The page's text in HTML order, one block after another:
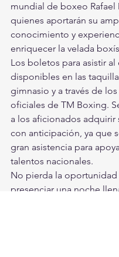
mundial de boxeo Rafael
quienes aportarán su
conocimiento y
enriquecer la velada
Los boletos para asistir al
disponibles en las
gimnasio y a través de los
oficiales de TM Boxing.
a los aficionados adquirir
con anticipación, ya que
gran asistencia para
talentos nacionales.
No pierda la oportunidad
presenciar una noche